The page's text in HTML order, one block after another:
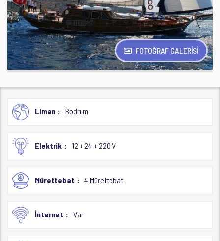
FOTOĞRAF GALERİSİ
Liman Bodrum
Elektrik 12 + 24 + 220 V
Mürettebat 4 Mürettebat
İnternet Var